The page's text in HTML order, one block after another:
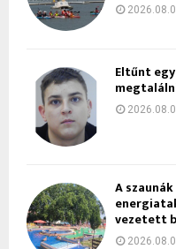
Eltűnt
A
vezetett